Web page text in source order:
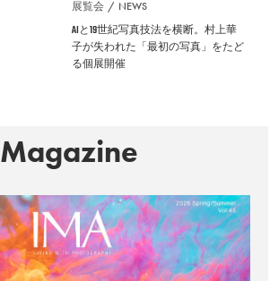
展覧会 NEWS
AIと19世紀写真技法を横断。村上華
子が失われた「最初の写真」をたど
る個展開催
Magazine